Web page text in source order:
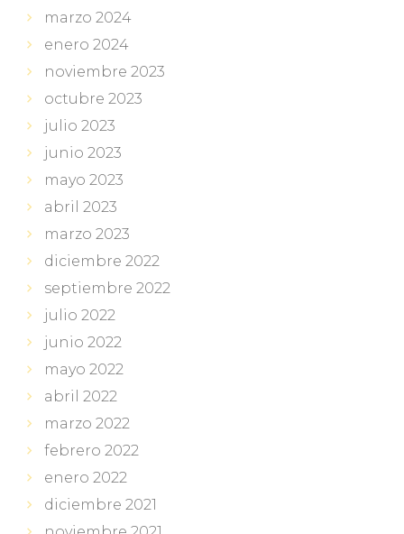
marzo 2024
enero 2024
noviembre 2023
octubre 2023
julio 2023
junio 2023
mayo 2023
abril 2023
marzo 2023
diciembre 2022
septiembre 2022
julio 2022
junio 2022
mayo 2022
abril 2022
marzo 2022
febrero 2022
enero 2022
diciembre 2021